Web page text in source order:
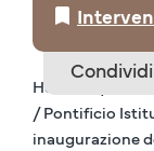
Home IT /
/ Pontificio
inaugurazione